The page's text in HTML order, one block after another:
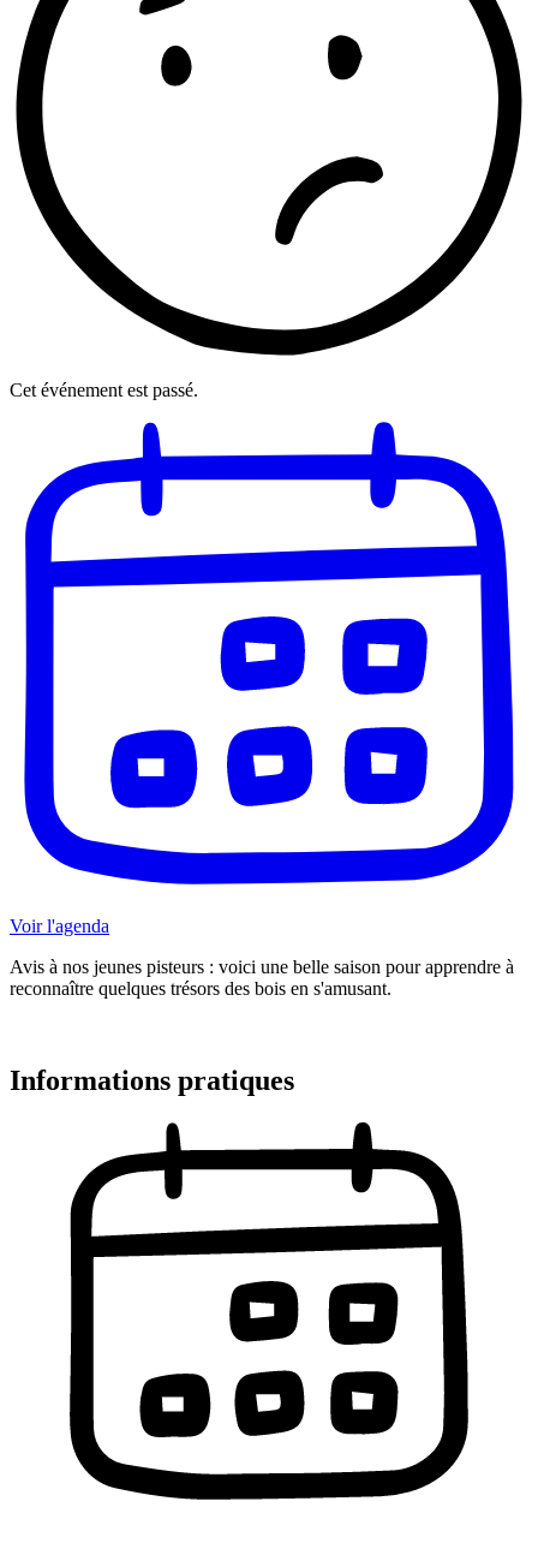
Cet événement est passé.
Voir l'agenda
Avis à nos jeunes pisteurs : voici une belle saison pour apprendre à
reconnaître quelques trésors des bois en s'amusant.
Informations pratiques